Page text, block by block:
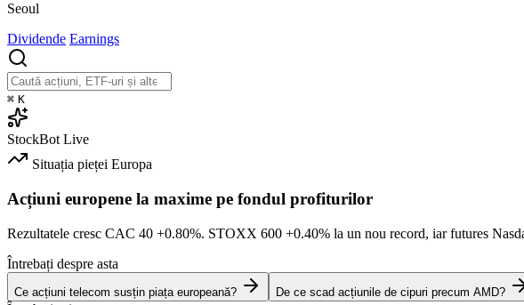
Seoul
Dividende Earnings
⌘ K
StockBot Live
Situația pieței Europa
Acțiuni europene la maxime pe fondul profiturilor
Rezultatele cresc CAC 40 +0.80%. STOXX 600 +0.40% la un nou record, iar futures
Întrebați despre asta
Ce acțiuni telecom susțin piața europeană? De ce scad acțiunile de cipuri precum AMD?